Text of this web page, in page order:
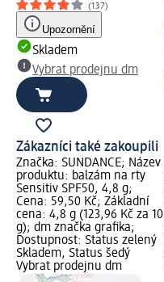
(137)
Upozornění
Skladem
Vybrat prodejnu dm
Zákazníci také zakoupili
Značka: SUNDANCE; Název
produktu: balzám na rty
Sensitiv SPF50, 4,8 g;
Cena: 59,50 Kč; Základní
cena: 4,8 g (123,96 Kč za 10
g); dm značka grafika;
Dostupnost: Status zelený
Skladem, Status šedý
Vybrat prodejnu dm